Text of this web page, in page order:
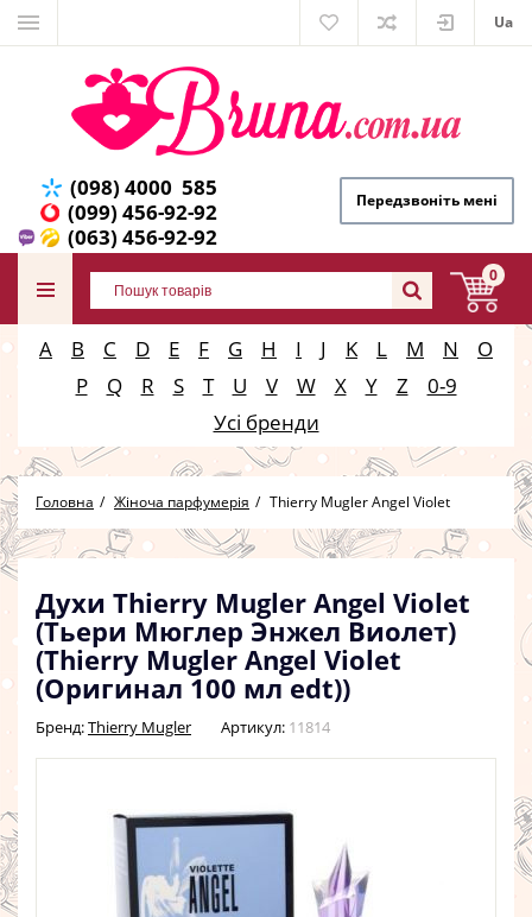
Ua
(098) 4000 585
(099) 456-92-92
(063) 456-92-92
Передзвоніть мені
0
A B C D E F G H I J K L M N
O
P
Q R S T U V W X Y Z
0-9
Усі бренди
Головна Жіноча парфумерія Thierry Mugler Angel Violet
Духи Thierry Mugler Angel Violet
(Тьери Мюглер Энжел Виолет)
(Thierry Mugler Angel Violet
(Оригинал 100 мл edt))
Бренд:Thierry Mugler Артикул: 11814